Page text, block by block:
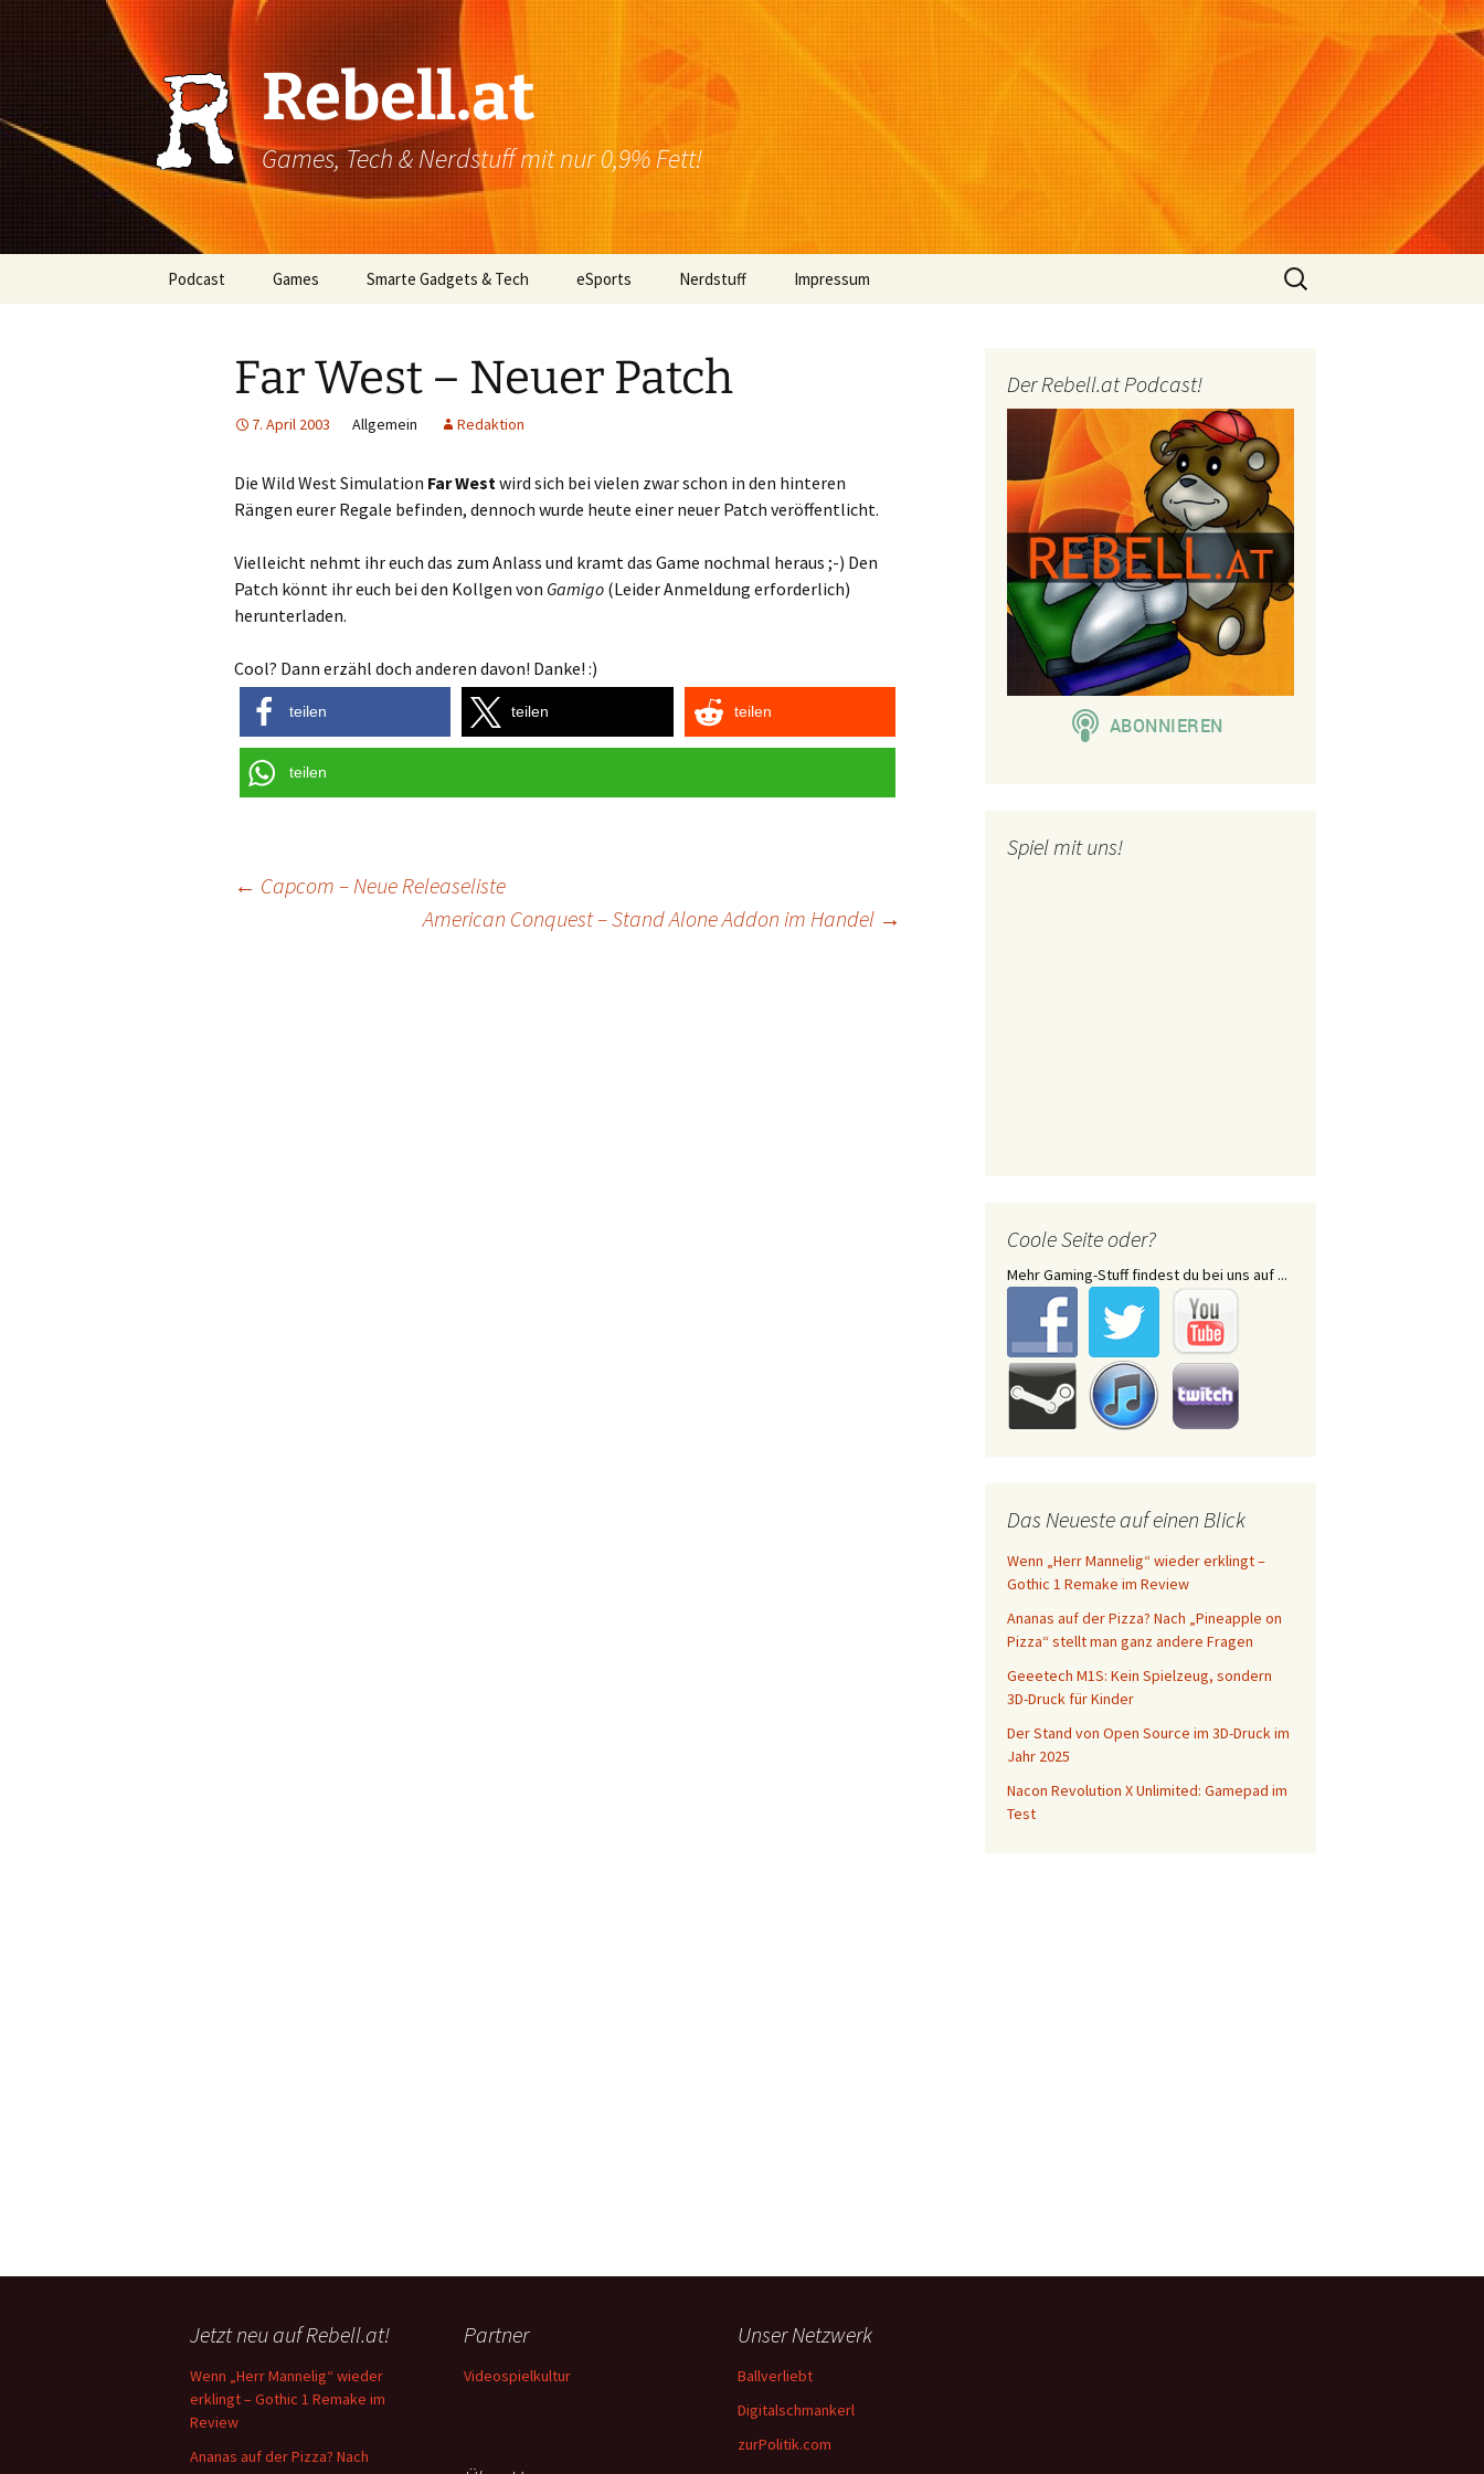
Rebell.at
Games, Tech & Nerdstuff mit nur 0,9% Fett!
Podcast Games
Mac OS
Linux
Browser
Xbox
PlayStation
Mobile
Smarte Gadgets & Tech eSports Nerdstuff Impressum
Suchen
nach:
Far West – Neuer Patch
7. April 2003 Allgemein Redaktion
Die Wild West Simulation Far Westwird sich bei vielen zwar schon in den hinteren
Rängen eurer Regale befinden, dennoch wurde heute einer neuer Patch veröffentlicht.
Vielleicht nehmt ihr euch das zum Anlass und kramt das Game nochmal heraus ;-) Den
Patch könnt ihr euch bei den Kollgen von Gamigo (Leider Anmeldung erforderlich)
herunterladen.
Cool? Dann erzähl doch anderen davon! Danke! :)
teilen teilen teilen
teilen
← Capcom – Neue Releaseliste
American Conquest – Stand Alone Addon im Handel →
Der Rebell.at Podcast!
Spiel mit uns!
Coole Seite oder?
Mehr Gaming-Stuff findest du bei uns auf ...
Das Neueste auf einen Blick
Wenn „Herr Mannelig“ wieder erklingt –
Gothic 1 Remake im Review
Ananas auf der Pizza? Nach „Pineapple on
Pizza“ stellt man ganz andere Fragen
Geeetech M1S: Kein Spielzeug, sondern
3D-Druck für Kinder
Der Stand von Open Source im 3D-Druck im
Jahr 2025
Nacon Revolution X Unlimited: Gamepad im
Test
Jetzt neu auf Rebell.at!
Wenn „Herr Mannelig“ wieder
erklingt – Gothic 1 Remake im
Review
Ananas auf der Pizza? Nach
Partner
Videospielkultur
Unser Netzwerk
Ballverliebt
Digitalschmankerl
zurPolitik.com